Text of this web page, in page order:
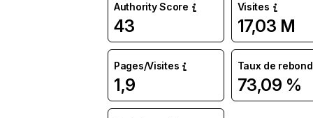
Authority Score
43
Visites
17,03 M
Pages/Visites
1,9
Taux de rebond
73,09 %